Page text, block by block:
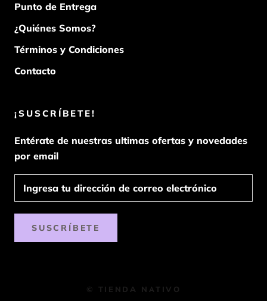
Punto de Entrega
¿Quiénes Somos?
Términos y Condiciones
Contacto
¡SUSCRÍBETE!
Entérate de nuestras ultimas ofertas y novedades
por email
SUSCRÍBETE
© TIENDA NATIVO